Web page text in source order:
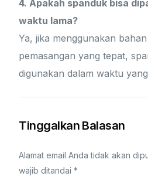
4. Apakah spanduk bisa
waktu lama?
Ya, jika menggunakan
pemasangan yang tepat,
digunakan dalam waktu
Tinggalkan Balasan
Alamat email Anda tidak akan
wajib ditandai*